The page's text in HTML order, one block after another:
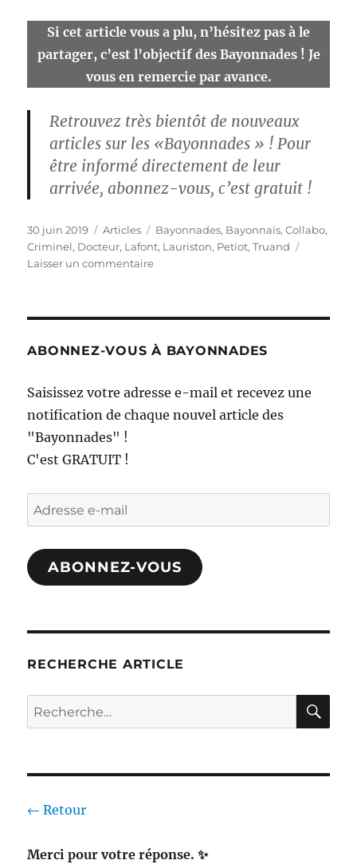
Si cet article vous a plu, n’hésitez pas à le
partager, c’est l’objectif des Bayonnades ! Je
vous en remercie par avance.
Retrouvez très bientôt de nouveaux
articles sur les «Bayonnades » ! Pour
être informé directement de leur
arrivée, abonnez-vous, c’est gratuit !
Publié
le
30 juin 2019 Catégories
Articles Étiquettes
Bayonnades, Bayonnais,Collabo,
Criminel, Docteur, Lafont, Lauriston, Petiot,Truand
Laisser un commentairesur
Bayonnais
hors
du
ABONNEZ-VOUS À BAYONNADES
Saisissez votre adresse e-mail et recevez une
notification de chaque nouvel article des
"Bayonnades" !
C'est GRATUIT !
Adresse
e-
mail
ABONNEZ-VOUS
RECHERCHE ARTICLE
Recherche
pour :
← Retour
Merci pour votre réponse. ✨